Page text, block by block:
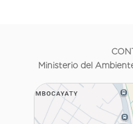
Ministerio del